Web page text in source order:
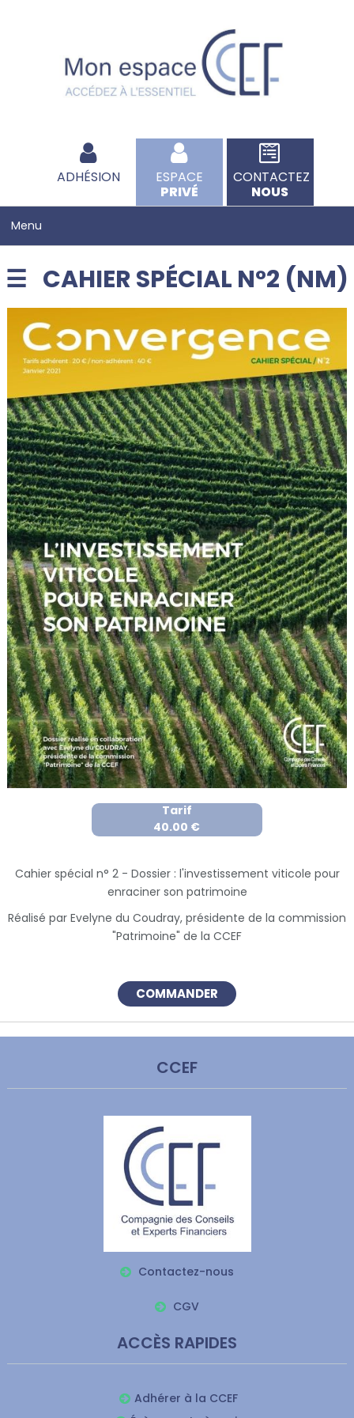
ADHÉSION
ESPACE
PRIVÉ
CONTACTEZ
NOUS
CAHIER SPÉCIAL N°2 (NM)
Tarif
40.00 €
Cahier spécial n° 2 - Dossier : l'investissement viticole pour
enraciner son patrimoine
Réalisé par Evelyne du Coudray, présidente de la commission
"Patrimoine" de la CCEF
COMMANDER
CCEF
Contactez-nous
CGV
ACCÈS RAPIDES
Adhérer à la CCEF